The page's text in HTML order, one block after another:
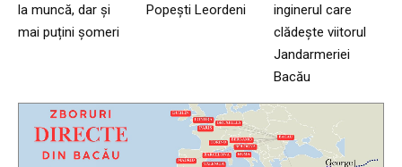
la muncă, dar și
mai puțini șomeri
Popești Leordeni
inginerul care
clădește viitorul
Jandarmeriei
Bacău